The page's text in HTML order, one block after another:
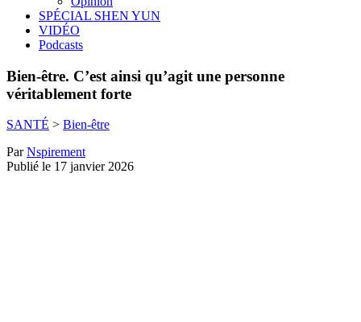
SPÉCIAL SHEN YUN
VIDÉO
Podcasts
Bien-être. C’est ainsi qu’agit une personne
véritablement forte
SANTÉ > Bien-être
ParNspirement
Publié le 17 janvier 2026